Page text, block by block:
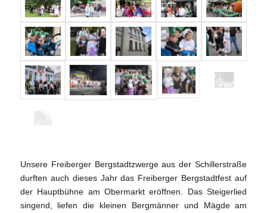
Unsere Freiberger Bergstadtzwerge aus der Schillerstraße
durften auch dieses Jahr das Freiberger Bergstadtfest auf
der Hauptbühne am Obermarkt eröffnen. Das Steigerlied
singend, liefen die kleinen Bergmänner und Mägde am